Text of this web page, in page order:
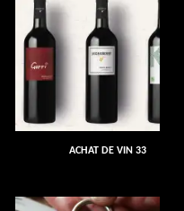
ACHAT DE VIN 33